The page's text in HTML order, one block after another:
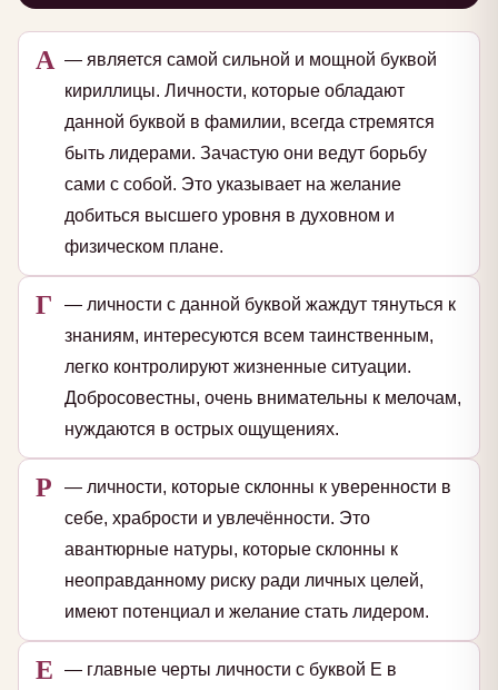
А — является самой сильной и мощной буквой
кириллицы. Личности, которые обладают
данной буквой в фамилии, всегда стремятся
быть лидерами. Зачастую они ведут борьбу
сами с собой. Это указывает на желание
добиться высшего уровня в духовном и
физическом плане.
Г
— личности с данной буквой жаждут тянуться к
знаниям, интересуются всем таинственным,
легко контролируют жизненные ситуации.
Добросовестны, очень внимательны к мелочам,
нуждаются в острых ощущениях.
Р
— личности, которые склонны к уверенности в
себе, храбрости и увлечённости. Это
авантюрные натуры, которые склонны к
неоправданному риску ради личных целей,
имеют потенциал и желание стать лидером.
Е
— главные черты личности с буквой Е в